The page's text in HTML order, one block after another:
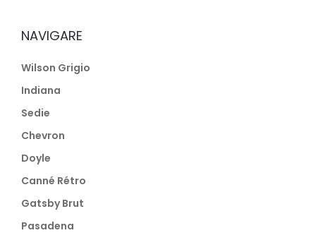
NAVIGARE
Wilson Grigio
Indiana
Sedie
Chevron
Doyle
Canné Rétro
Gatsby Brut
Pasadena